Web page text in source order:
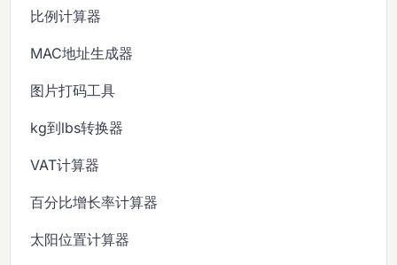
比例计算器
MAC地址生成器
图片打码工具
kg到lbs转换器
VAT计算器
百分比增长率计算器
太阳位置计算器